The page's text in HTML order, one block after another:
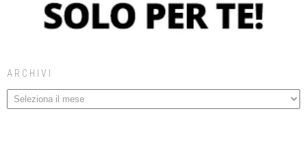
ARCHIVI